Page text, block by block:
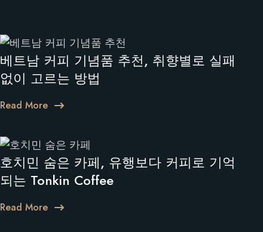
베트남 커피 기념품 추천, 취향별로 실패
없이 고르는 방법
Read More
호치민 숨은 카페, 유행보다 커피로 기억
되는 Tonkin Coffee
Read More